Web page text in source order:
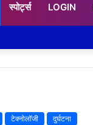
स्पोर्ट्स LOGIN
टेक्नोलॉजी
दुर्घटना